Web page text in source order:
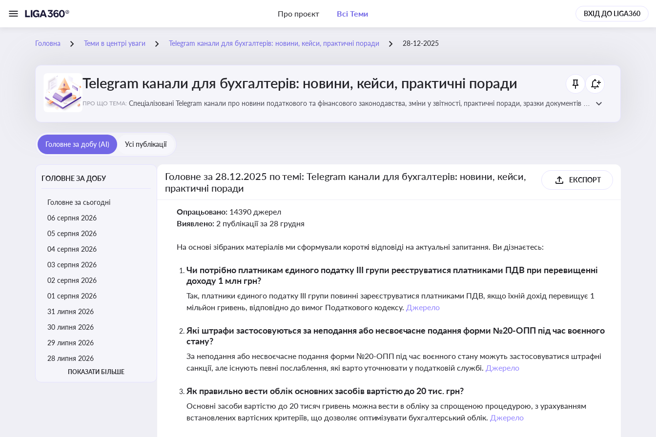
Про проєкт Всі Теми ВХІД ДО LIGA360
Головна Теми в центрі уваги Telegram канали для бухгалтерів: новини, кейси, практичні поради 28-12-2025
Telegram канали для бухгалтерів: новини, кейси, практичні поради
ПРО ЩО ТЕМА: Спеціалізовані Telegram канали про новини податкового та фінансового законодавства, зміни у звітності, практичні поради, зразки документів і
Головне за добу (AI) Усі публікації
ГОЛОВНЕ ЗА ДОБУ
Головне за сьогодні
06 серпня 2026
05 серпня 2026
04 серпня 2026
03 серпня 2026
02 серпня 2026
01 серпня 2026
31 липня 2026
30 липня 2026
29 липня 2026
28 липня 2026
ПОКАЗАТИ БІЛЬШЕ
Головне за 28.12.2025 по темі: Telegram канали для бухгалтерів: новини, кейси,
практичні поради
ЕКСПОРТ
Опрацьовано: 14390 джерел
Виявлено: 2 публікації за 28 грудня
На основі зібраних матеріалів ми сформували короткі відповіді на актуальні запитання. Ви дізнаєтесь:
Чи потрібно платникам єдиного податку III групи реєструватися платниками ПДВ при перевищенні
доходу 1 млн грн?
Так, платники єдиного податку III групи повинні зареєструватися платниками ПДВ, якщо їхній дохід перевищує 1
мільйон гривень, відповідно до вимог Податкового кодексу. Джерело
Які штрафи застосовуються за неподання або несвоєчасне подання форми №20-ОПП під час воєнного
стану?
За неподання або несвоєчасне подання форми №20-ОПП під час воєнного стану можуть застосовуватися штрафні
санкції, але існують певні послаблення, які варто уточнювати у податковій службі. Джерело
Як правильно вести облік основних засобів вартістю до 20 тис. грн?
Основні засоби вартістю до 20 тисяч гривень можна вести в обліку за спрощеною процедурою, з урахуванням
встановлених вартісних критеріїв, що дозволяє оптимізувати бухгалтерський облік. Джерело